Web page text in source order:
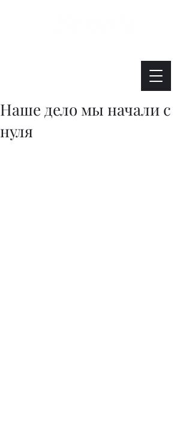
Наше дело мы начали с
нуля